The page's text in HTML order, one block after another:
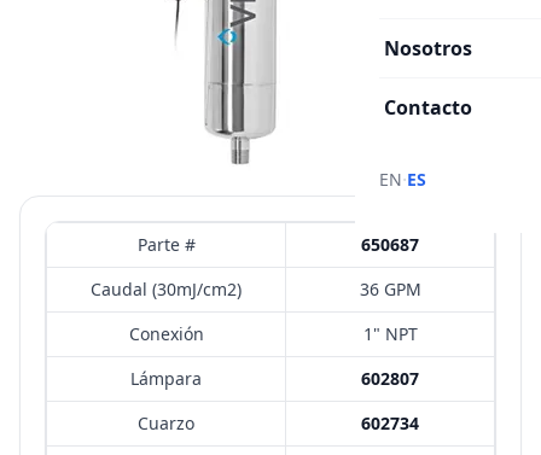
Nosotros
Contacto
EN·ES
Parte #
650687
Caudal (30mJ/cm2)
36 GPM
Conexión
1" NPT
Lámpara
602807
Cuarzo
602734